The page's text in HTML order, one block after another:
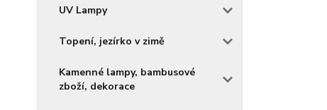
UV Lampy
Topení, jezírko v zimě
Kamenné lampy, bambusové
zboží, dekorace